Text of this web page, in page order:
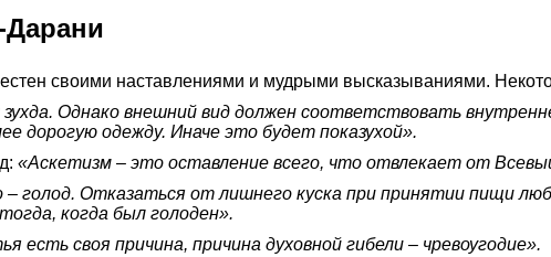
своими наставлениями и мудрыми высказываниями.
Однако внешний вид должен соответствовать
дорогую одежду. Иначе это будет показухой».
«Аскетизм – это оставление всего, что отвлекает от
голод. Отказаться от лишнего куска при принятии пищи
когда был голоден».
есть своя причина, причина духовной гибели – чревоугодие».